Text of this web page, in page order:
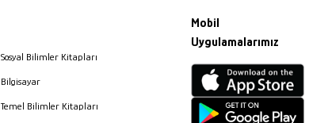
Sosyal Bilimler Kitapları
Bilgisayar
Temel Bilimler Kitapları
Mobil
Uygulamalarımız